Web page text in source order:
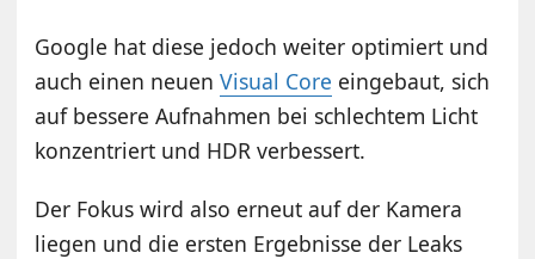
Google hat diese jedoch weiter optimiert und
auch einen neuenVisual Core eingebaut, sich
auf bessere Aufnahmen bei schlechtem Licht
konzentriert und HDR verbessert.
Der Fokus wird also erneut auf der Kamera
liegen und die ersten Ergebnisse der Leaks